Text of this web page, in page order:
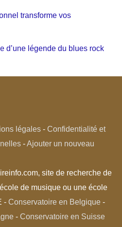
transforme vos
d’une légende du blues rock
légales- Confidentialité et
-Ajouter un nouveau
site de recherche de
de musique ou une école
- Conservatoire en Belgique-
- Conservatoire en Suisse